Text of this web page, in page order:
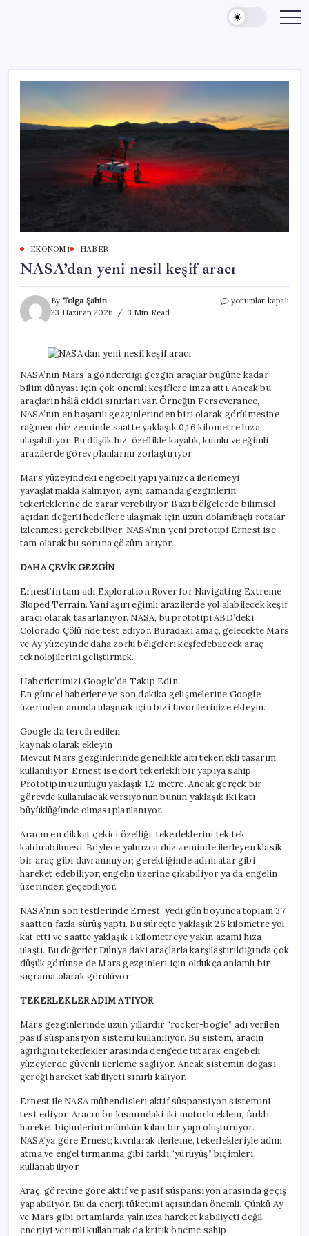
content
EKONOMI HABER
NASA’dan yeni nesil keşif aracı
By Tolga Şahin
23 Haziran 2026
3 Min Read
NASA’dan
yorumlar kapalı
NASA’nın Mars’a gönderdiği gezgin araçlar bugüne kadar
bilim dünyası için çok önemli keşiflere imza attı. Ancak bu
araçların hâlâ ciddi sınırları var. Örneğin Perseverance,
NASA’nın en başarılı gezginlerinden biri olarak görülmesine
rağmen düz zeminde saatte yaklaşık 0,16 kilometre hıza
ulaşabiliyor. Bu düşük hız, özellikle kayalık, kumlu ve eğimli
arazilerde görev planlarını zorlaştırıyor.
Mars yüzeyindeki engebeli yapı yalnızca ilerlemeyi
yavaşlatmakla kalmıyor, aynı zamanda gezginlerin
tekerleklerine de zarar verebiliyor. Bazı bölgelerde bilimsel
açıdan değerli hedeflere ulaşmak için uzun dolambaçlı rotalar
izlenmesi gerekebiliyor. NASA’nın yeni prototipi Ernest ise
tam olarak bu soruna çözüm arıyor.
DAHA ÇEVİK GEZGİN
Ernest’in tam adı Exploration Rover for Navigating Extreme
Sloped Terrain. Yani aşırı eğimli arazilerde yol alabilecek keşif
aracı olarak tasarlanıyor. NASA, bu prototipi ABD’deki
Colorado Çölü’nde test ediyor. Buradaki amaç, gelecekte Mars
ve Ay yüzeyinde daha zorlu bölgeleri keşfedebilecek araç
teknolojilerini geliştirmek.
Haberlerimizi Google’da Takip Edin
En güncel haberlere ve son dakika gelişmelerine Google
üzerinden anında ulaşmak için bizi favorilerinize ekleyin.
Google’da tercih edilen
kaynak olarak ekleyin
Mevcut Mars gezginlerinde genellikle altı tekerlekli tasarım
kullanılıyor. Ernest ise dört tekerlekli bir yapıya sahip.
Prototipin uzunluğu yaklaşık 1,2 metre. Ancak gerçek bir
görevde kullanılacak versiyonun bunun yaklaşık iki katı
büyüklüğünde olması planlanıyor.
Aracın en dikkat çekici özelliği, tekerleklerini tek tek
kaldırabilmesi. Böylece yalnızca düz zeminde ilerleyen klasik
bir araç gibi davranmıyor; gerektiğinde adım atar gibi
hareket edebiliyor, engelin üzerine çıkabiliyor ya da engelin
üzerinden geçebiliyor.
NASA’nın son testlerinde Ernest, yedi gün boyunca toplam 37
saatten fazla sürüş yaptı. Bu süreçte yaklaşık 26 kilometre yol
kat etti ve saatte yaklaşık 1 kilometreye yakın azami hıza
ulaştı. Bu değerler Dünya’daki araçlarla karşılaştırıldığında çok
düşük görünse de Mars gezginleri için oldukça anlamlı bir
sıçrama olarak görülüyor.
TEKERLEKLER ADIM ATIYOR
Mars gezginlerinde uzun yıllardır “rocker-bogie” adı verilen
pasif süspansiyon sistemi kullanılıyor. Bu sistem, aracın
ağırlığını tekerlekler arasında dengede tutarak engebeli
yüzeylerde güvenli ilerleme sağlıyor. Ancak sistemin doğası
gereği hareket kabiliyeti sınırlı kalıyor.
Ernest ile NASA mühendisleri aktif süspansiyon sistemini
test ediyor. Aracın ön kısmındaki iki motorlu eklem, farklı
hareket biçimlerini mümkün kılan bir yapı oluşturuyor.
NASA’ya göre Ernest; kıvrılarak ilerleme, tekerlekleriyle adım
atma ve engel tırmanma gibi farklı “yürüyüş” biçimleri
kullanabiliyor.
Araç, görevine göre aktif ve pasif süspansiyon arasında geçiş
yapabiliyor. Bu da enerji tüketimi açısından önemli. Çünkü Ay
ve Mars gibi ortamlarda yalnızca hareket kabiliyeti değil,
enerjiyi verimli kullanmak da kritik öneme sahip.